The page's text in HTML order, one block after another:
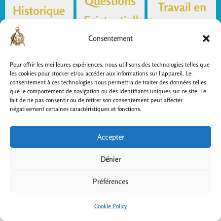
Consentement
Pour offrir les meilleures expériences, nous utilisons des technologies telles que
les cookies pour stocker et/ou accéder aux informations sur l'appareil. Le
consentement à ces technologies nous permettra de traiter des données telles
que le comportement de navigation ou des identifiants uniques sur ce site. Le
fait de ne pas consentir ou de retirer son consentement peut affecter
négativement certaines caractéristiques et fonctions.
Accepter
Dénier
Préférences
Cookie Policy
Historique
Loge Ataraxie,
Découvrir
Existentielles
D'où viens-je ?
vais-je ?
Découvrir
Travail en
notre activité ?
Découvrir
Contact
Site développé par Apricot Digital Services